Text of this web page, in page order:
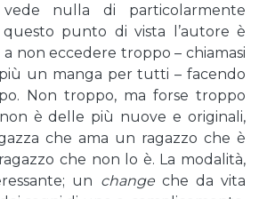
nulla di particolarmente
punto di vista l’autore è
non eccedere troppo – chiamasi
un manga per tutti – facendo
Non troppo, ma forse troppo
non è delle più nuove e originali,
che ama un ragazzo che è
che non lo è. La modalità,
un changeche da vita